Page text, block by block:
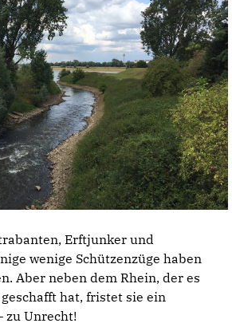
Erftjunker und
wenige Schützenzüge haben
Aber neben dem Rhein, der es
hat, fristet sie ein
zu Unrecht!